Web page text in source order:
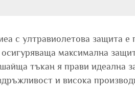
с ултравиолетова защита
максимална
тъкан я прави идеална
и висока